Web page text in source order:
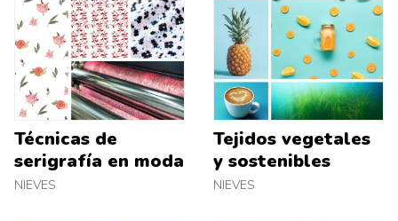
Técnicas de
serigrafía en moda
NIEVES
Tejidos vegetales
y sostenibles
NIEVES